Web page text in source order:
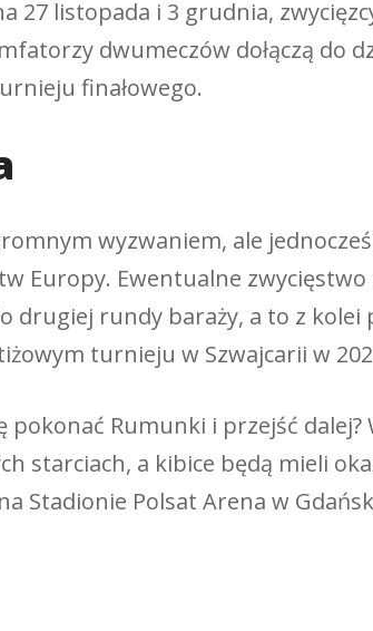
27 listopada i 3 grudnia,
dwumeczów dołączą do
finałowego.
wyzwaniem, ale
Europy. Ewentualne zwycięstwo
drugiej rundy baraży, a to z kolei
turnieju w Szwajcarii w
Rumunki i przejść dalej?
starciach, a kibice będą mieli
Stadionie Polsat Arena w